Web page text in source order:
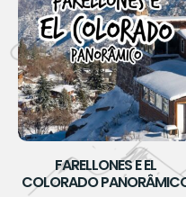
FARELLONES E EL
COLORADO